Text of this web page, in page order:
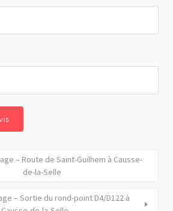
– Route de Saint-Guilhem à Causse-
de-la-Selle
– Sortie du rond-point D4/D122 à